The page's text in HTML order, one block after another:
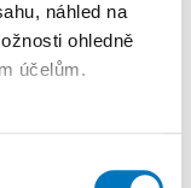
náhled na
ohledně
účelům.